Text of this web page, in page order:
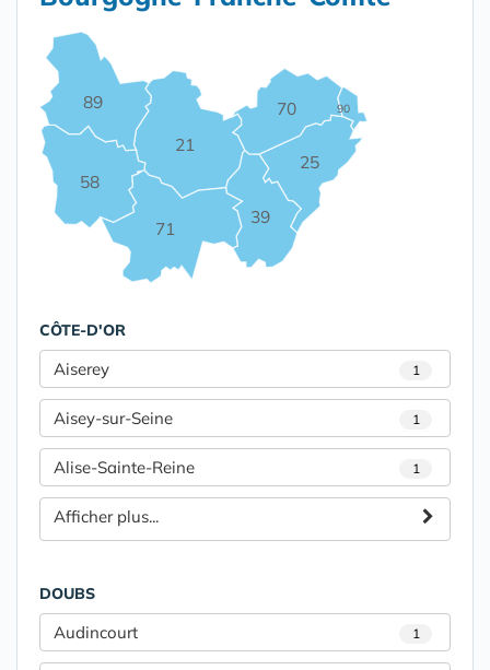
21
25
39
58
70
71
89 90
CÔTE-D'OR
Aiserey 1
Aisey-sur-Seine 1
Alise-Sainte-Reine 1
Afficher plus...
DOUBS
Audincourt 1